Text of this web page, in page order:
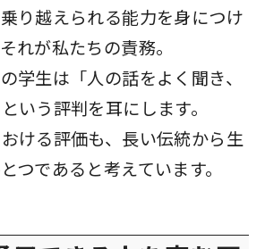
り越えられる能力を身につけ
れが私たちの責務。
学生は「人の話をよく聞き、
いう評判を耳にします。
ける評価も、長い伝統から生
つであると考えています。